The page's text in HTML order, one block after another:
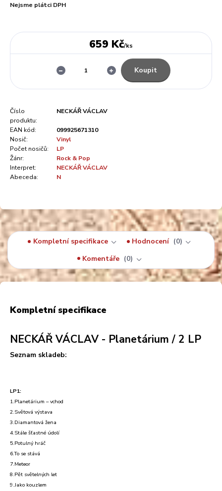
Nejsme plátci DPH
659 Kč/ks
Koupit
Číslo
produktu:
NECKÁŘ VÁCLAV
EAN kód:
099925671310
Nosič:
Vinyl
Počet nosičů:
LP
Žánr:
Rock & Pop
Interpret:
NECKÁŘ VÁCLAV
Abeceda:
N
Kompletní specifikace Hodnocení
0
Komentáře
0
Kompletní specifikace
NECKÁŘ VÁCLAV - Planetárium / 2 LP
Seznam skladeb:
LP1:
1.Planetárium – vchod
2.Světová výstava
3.Diamantová žena
4.Stále šťastné údolí
5.Potulný hráč
6.To se stává
7.Meteor
8.Pět světelných let
9.Jako kouzlem